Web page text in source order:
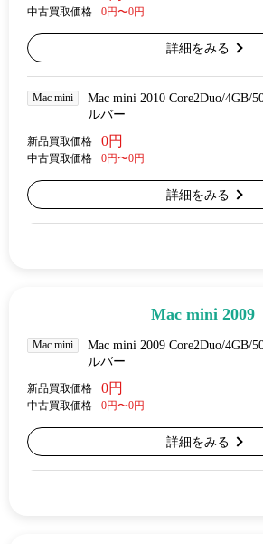
中古買取価格 0円〜0円
詳細をみる
Mac mini
Mac mini 2010 Core2Duo/4GB/
ルバー
新品買取価格 0円
中古買取価格 0円〜0円
詳細をみる
Mac mini 2009
Mac mini
Mac mini 2009 Core2Duo/4GB/
ルバー
新品買取価格 0円
中古買取価格 0円〜0円
詳細をみる